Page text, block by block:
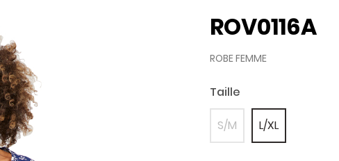
ROV0116A
ROBE FEMME
Taille
S/M L/XL